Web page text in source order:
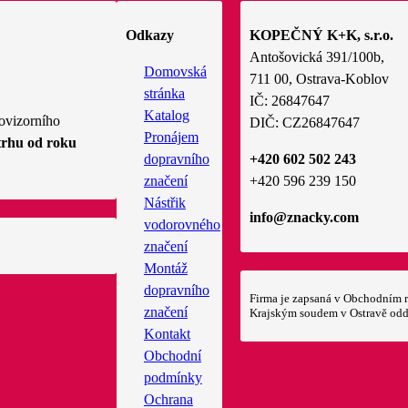
od roku
Odkazy
Domovská
stránka
Katalog
Pronájem
dopravního
značení
Nástřik
vodorovného
značení
Montáž
dopravního
značení
Kontakt
Obchodní
podmínky
Ochrana
KOPEČNÝ K+K, s.r.o.
Antošovická 391/100b,
711 00, Ostrava-Koblov
IČ: 26847647
DIČ: CZ26847647
+420 602 502 243
+420 596 239 150
info@znacky.com
Firma je zapsaná v Obchodním
Krajským soudem v Ostravě